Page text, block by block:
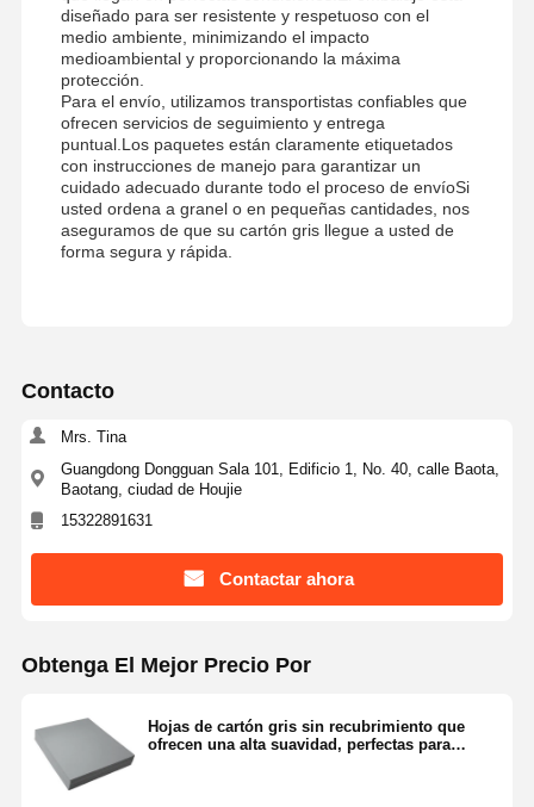
diseñado para ser resistente y respetuoso con el
medio ambiente, minimizando el impacto
medioambiental y proporcionando la máxima
protección.
Para el envío, utilizamos transportistas confiables que
ofrecen servicios de seguimiento y entrega
puntual.Los paquetes están claramente etiquetados
con instrucciones de manejo para garantizar un
cuidado adecuado durante todo el proceso de envíoSi
usted ordena a granel o en pequeñas cantidades, nos
aseguramos de que su cartón gris llegue a usted de
forma segura y rápida.
Contacto
Mrs. Tina
Guangdong Dongguan Sala 101, Edificio 1, No. 40, calle Baota,
Baotang, ciudad de Houjie
15322891631
Contactar ahora
Obtenga El Mejor Precio Por
Hojas de cartón gris sin recubrimiento que
ofrecen una alta suavidad, perfectas para